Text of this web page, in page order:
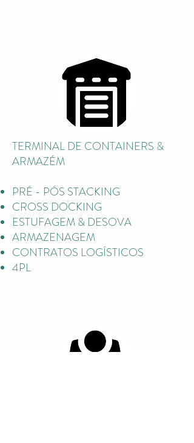
TERMINAL DE CONTAINERS &
ARMAZÉM
PRÉ - PÓS STACKING
CROSS DOCKING
ESTUFAGEM & DESOVA
ARMAZENAGEM
CONTRATOS LOGÍSTICOS
4PL